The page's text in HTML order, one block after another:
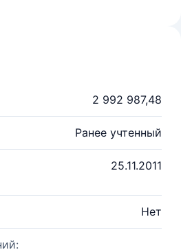
2 992 987,48
Ранее учтенный
25.11.2011
Нет